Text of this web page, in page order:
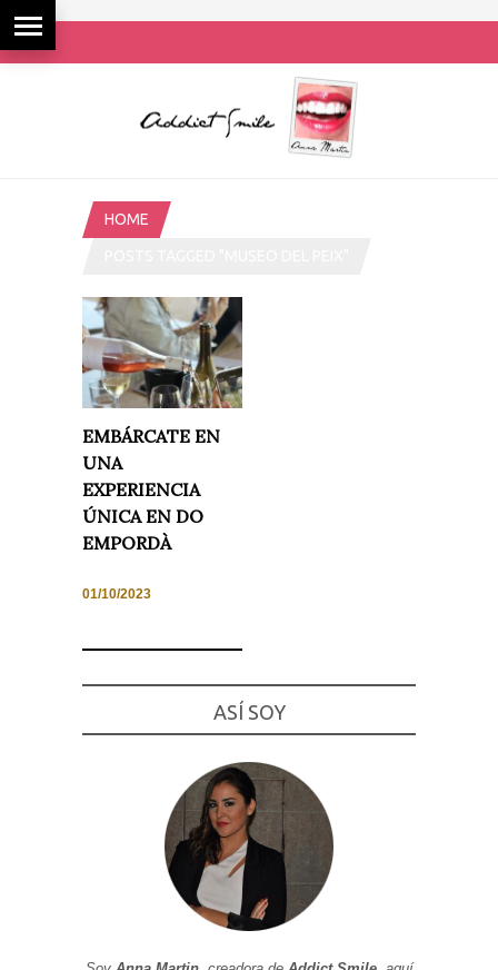
HOME
EMBÁRCATE EN
UNA
EXPERIENCIA
ÚNICA EN DO
EMPORDÀ
01/10/2023
ASÍ SOY
Estadísticas
cookies no